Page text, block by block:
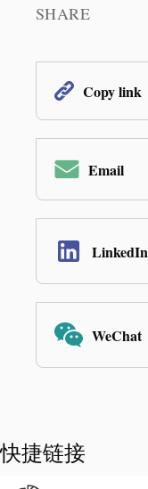
SHARE
Copy link
Email
LinkedIn
WeChat
快捷链接